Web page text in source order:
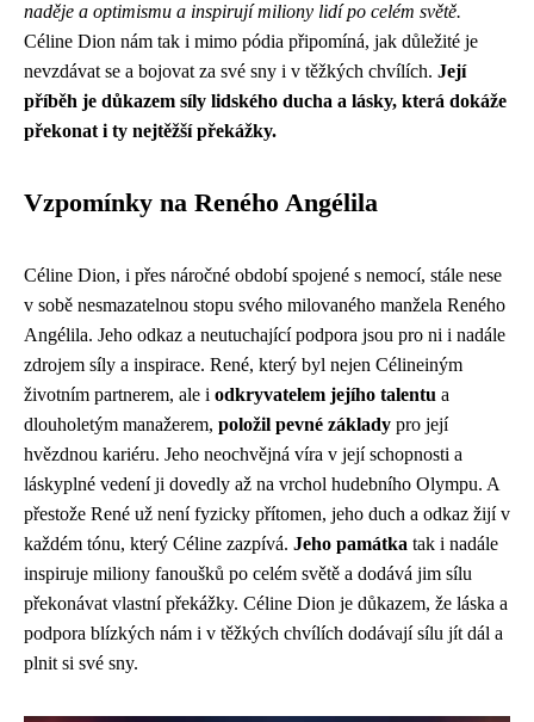
naděje a optimismu a inspirují miliony lidí po celém světě.
Céline Dion nám tak i mimo pódia připomíná, jak důležité je
nevzdávat se a bojovat za své sny i v těžkých chvílích. Její
příběh je důkazem síly lidského ducha a lásky, která dokáže
překonat i ty nejtěžší překážky.
Vzpomínky na Reného Angélila
Céline Dion, i přes náročné období spojené s nemocí, stále nese
v sobě nesmazatelnou stopu svého milovaného manžela Reného
Angélila. Jeho odkaz a neutuchající podpora jsou pro ni i nadále
zdrojem síly a inspirace. René, který byl nejen Célineiným
životním partnerem, ale i odkryvatelem jejího talentu a
dlouholetým manažerem, položil pevné základy pro její
hvězdnou kariéru. Jeho neochvějná víra v její schopnosti a
láskyplné vedení ji dovedly až na vrchol hudebního Olympu. A
přestože René už není fyzicky přítomen, jeho duch a odkaz žijí v
každém tónu, který Céline zazpívá. Jeho památka tak i nadále
inspiruje miliony fanoušků po celém světě a dodává jim sílu
překonávat vlastní překážky. Céline Dion je důkazem, že láska a
podpora blízkých nám i v těžkých chvílích dodávají sílu jít dál a
plnit si své sny.